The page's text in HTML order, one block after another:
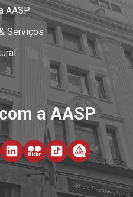
AASP
Serviços
a AASP